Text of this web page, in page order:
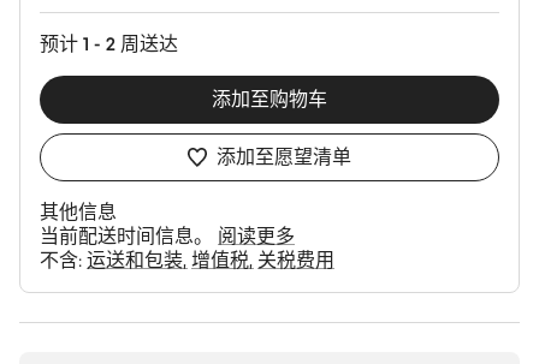
预计 1 - 2 周送达
添加至购物车
添加至愿望清单
其他信息
当前配送时间信息。 阅读更多
不含: 运送和包装 增值税 关税费用